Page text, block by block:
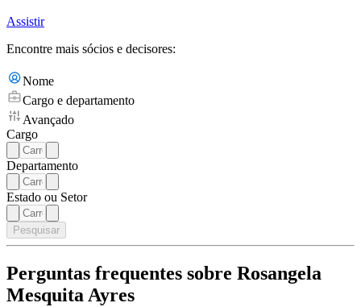
Assistir
Encontre mais sócios e decisores:
Nome
Cargo e departamento
Avançado
Cargo
Departamento
Estado ou Setor
Pesquisar
Perguntas frequentes sobre Rosangela
Mesquita Ayres